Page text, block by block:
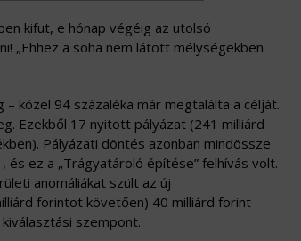
kifut, e hónap végéig az utolsó
„Ehhez a soha nem látott mélységekben
közel 94 százaléka már megtalálta a célját.
Ezekből 17 nyitott pályázat (241 milliárd
Pályázati döntés azonban mindössze
ez a „Trágyatároló építése” felhívás volt.
anomáliákat szült az új
forintot követően) 40 milliárd forint
szempont.